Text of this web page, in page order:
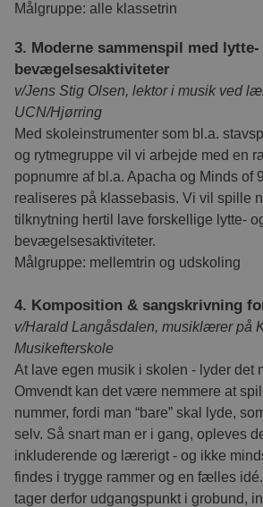
Målgruppe: alle klassetrin
3. Moderne sammenspil med lytte-
bevægelsesaktiviteter
v/Jens Stig Olsen, lektor i musik ved
UCN/Hjørring
Med skoleinstrumenter som bl.a.
og rytmegruppe vil vi arbejde med en
popnumre af bl.a. Apacha og Minds of
realiseres på klassebasis. Vi vil spille
tilknytning hertil lave forskellige lytte-
bevægelsesaktiviteter.
Målgruppe: mellemtrin og udskoling
4. Komposition & sangskrivning
v/Harald Langåsdalen, musiklærer på
Musikefterskole
At lave egen musik i skolen - lyder det
Omvendt kan det være nemmere at
nummer, fordi man “bare” skal lyde,
selv. Så snart man er i gang, opleves
inkluderende og lærerigt - og ikke
findes i trygge rammer og en fælles
tager derfor udgangspunkt i grobund,